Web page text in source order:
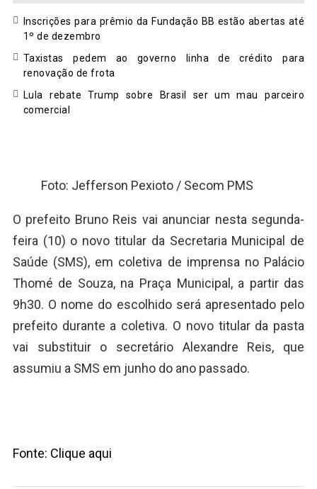
Inscrições para prêmio da Fundação BB estão abertas até
1º de dezembro
Taxistas pedem ao governo linha de crédito para
renovação de frota
Lula rebate Trump sobre Brasil ser um mau parceiro
comercial
Foto: Jefferson Pexioto / Secom PMS
O prefeito Bruno Reis vai anunciar nesta segunda-
feira (10) o novo titular da Secretaria Municipal de
Saúde (SMS), em coletiva de imprensa no Palácio
Thomé de Souza, na Praça Municipal, a partir das
9h30. O nome do escolhido será apresentado pelo
prefeito durante a coletiva. O novo titular da pasta
vai substituir o secretário Alexandre Reis, que
assumiu a SMS em junho do ano passado.
Fonte: Clique aqui